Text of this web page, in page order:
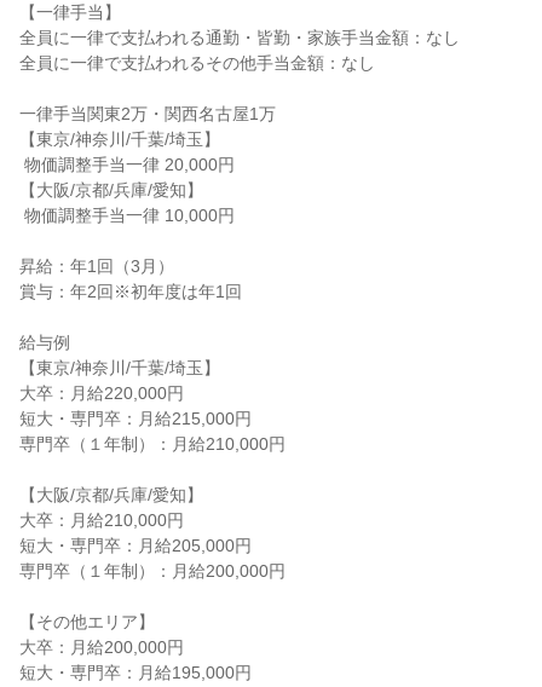
【一律手当】
全員に一律で支払われる通勤・皆勤・家族手当金額：なし
全員に一律で支払われるその他手当金額：なし
一律手当関東2万・関西名古屋1万
【東京/神奈川/千葉/埼玉】
【大阪/京都/兵庫/愛知】
昇給：年1回（3月）
賞与：年2回※初年度は年1回
給与例
【東京/神奈川/千葉/埼玉】
大卒：月給220,000円
短大・専門卒：月給215,000円
専門卒（１年制）：月給210,000円
【大阪/京都/兵庫/愛知】
大卒：月給210,000円
短大・専門卒：月給205,000円
専門卒（１年制）：月給200,000円
【その他エリア】
大卒：月給200,000円
短大・専門卒：月給195,000円